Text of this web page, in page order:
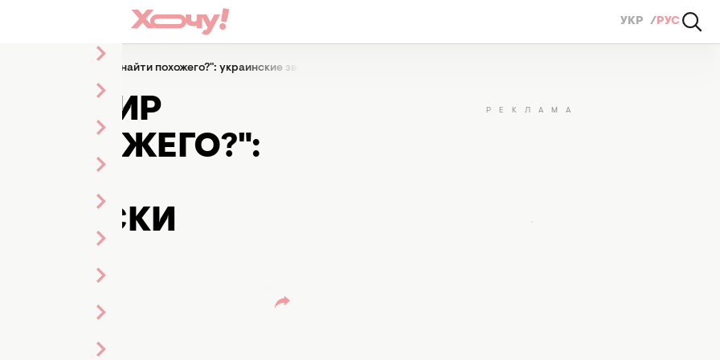
УКР РУС
Дантес. Где найти похожего?": украинские звезды откликнулись на поиски девушки из Тредс
ПОХОЖЕГО?":
ПОИСКИ